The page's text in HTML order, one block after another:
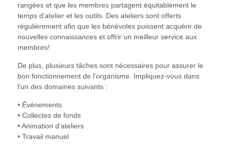
rangées et que les membres partagent équitablement le
temps d’atelier et les outils. Des ateliers sont offerts
régulièrement afin que les bénévoles puissent acquérir de
nouvelles connaissances et offrir un meilleur service aux
membres!
De plus, plusieurs tâches sont nécessaires pour assurer le
bon fonctionnement de l’organisme. Impliquez-vous dans
l’un des domaines suivants :
• Événements
• Collectes de fonds
• Animation d’ateliers
• Travail manuel